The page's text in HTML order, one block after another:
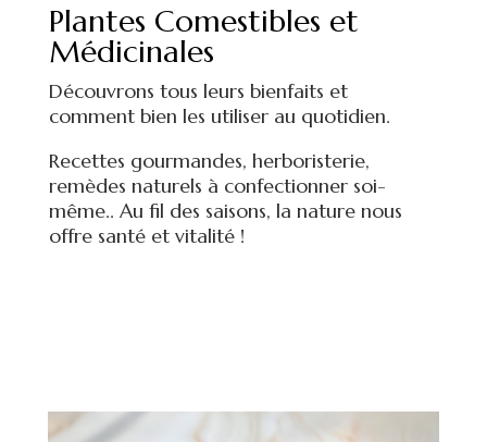
Plantes Comestibles et
Médicinales
Découvrons tous leurs bienfaits et
comment bien les utiliser au quotidien.
Recettes gourmandes, herboristerie,
remèdes naturels à confectionner soi-
même.. Au fil des saisons, la nature nous
offre santé et vitalité !